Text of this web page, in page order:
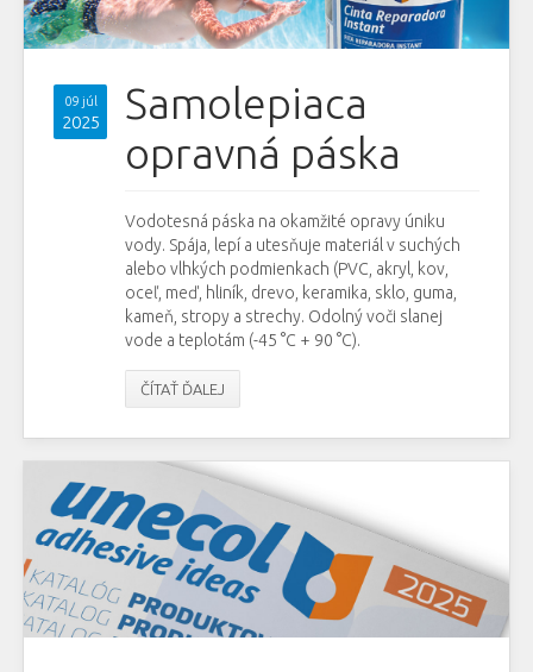
09 júl
2025
Samolepiaca
opravná páska
Vodotesná páska na okamžité opravy úniku
vody. Spája, lepí a utesňuje materiál v suchých
alebo vlhkých podmienkach (PVC, akryl, kov,
oceľ, meď, hliník, drevo, keramika, sklo, guma,
kameň, stropy a strechy. Odolný voči slanej
vode a teplotám (-45 °C + 90 °C).
ČÍTAŤ ĎALEJ